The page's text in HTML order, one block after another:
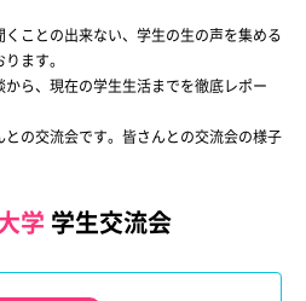
ことの出来ない、学生の生の声を集める
ます。
ら、現在の学生生活までを徹底レポー
の交流会です。皆さんとの交流会の様子
学 学生交流会